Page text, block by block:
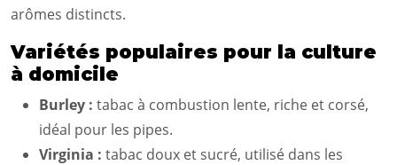
arômes distincts.
Variétés populaires pour la culture
à domicile
Burley : tabac à combustion lente, riche et corsé,
idéal pour les pipes.
Virginia : tabac doux et sucré, utilisé dans les